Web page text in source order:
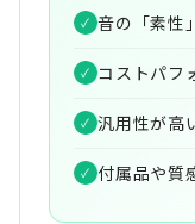
✓ 音の「素性
✓ コストパフ
✓ 汎用性が高
✓ 付属品や質